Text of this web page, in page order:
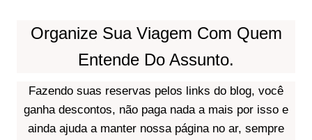
Organize Sua Viagem Com Quem
Entende Do Assunto.
Fazendo suas reservas pelos links do blog, você
ganha descontos, não paga nada a mais por isso e
ainda ajuda a manter nossa página no ar, sempre